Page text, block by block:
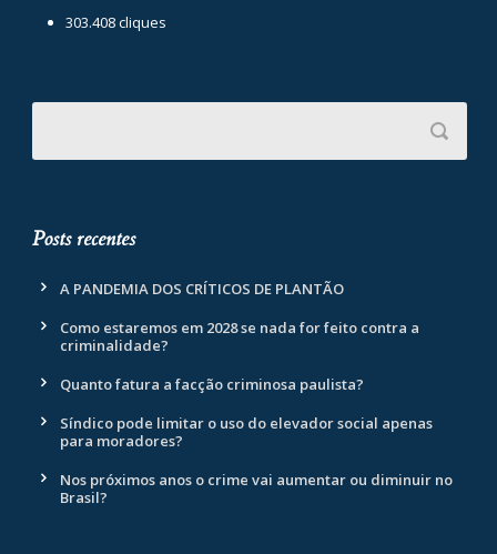
303.408 cliques
Posts recentes
A PANDEMIA DOS CRÍTICOS DE PLANTÃO
Como estaremos em 2028 se nada for feito contra a
criminalidade?
Quanto fatura a facção criminosa paulista?
Síndico pode limitar o uso do elevador social apenas
para moradores?
Nos próximos anos o crime vai aumentar ou diminuir no
Brasil?